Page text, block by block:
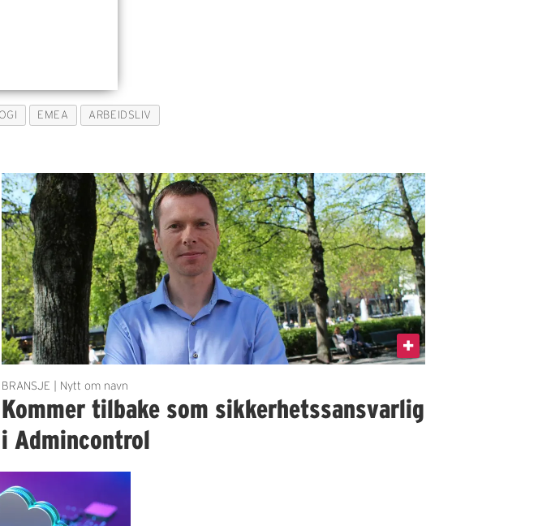
EMEA ARBEIDSLIV
BRANSJE | Nytt om navn
Kommer tilbake som sikkerhetssansvarlig
i Admincontrol